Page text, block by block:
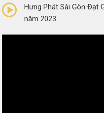
Hưng Phát Sài Gòn Đạt
năm 2023